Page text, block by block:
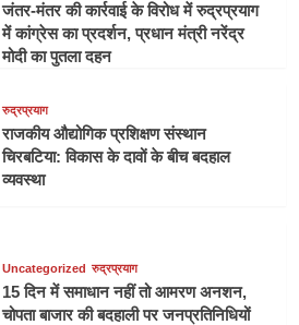
जंतर-मंतर की कार्रवाई के विरोध में रुद्रप्रयाग
में कांग्रेस का प्रदर्शन, प्रधान मंत्री नरेंद्र
मोदी का पुतला दहन
रुद्रप्रयाग
राजकीय औद्योगिक प्रशिक्षण संस्थान
चिरबटिया: विकास के दावों के बीच बदहाल
व्यवस्था
Uncategorized रुद्रप्रयाग
15 दिन में समाधान नहीं तो आमरण अनशन,
चोपता बाजार की बदहाली पर जनप्रतिनिधियों